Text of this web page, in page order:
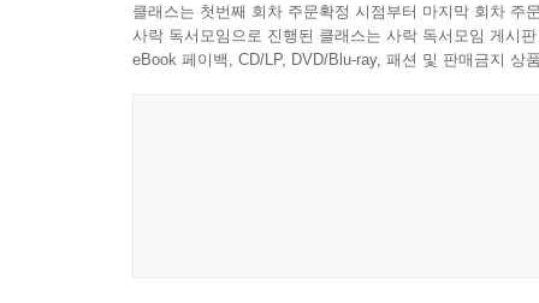
단 한 권으로 1주일 만에 해결하는 자율신경 트러
클래스는 첫번째 회차 주문확정 시점부터 마지막 회차 주
사락 독서모임으로 진행된 클래스는 사락 독서모임 게시
eBook 페이백, CD/LP, DVD/Blu-ray, 패션 및 판매금지 상